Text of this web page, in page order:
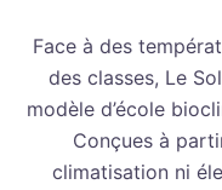
Face à des
des classes, Le
modèle d’école
Conçues à
climatisation ni